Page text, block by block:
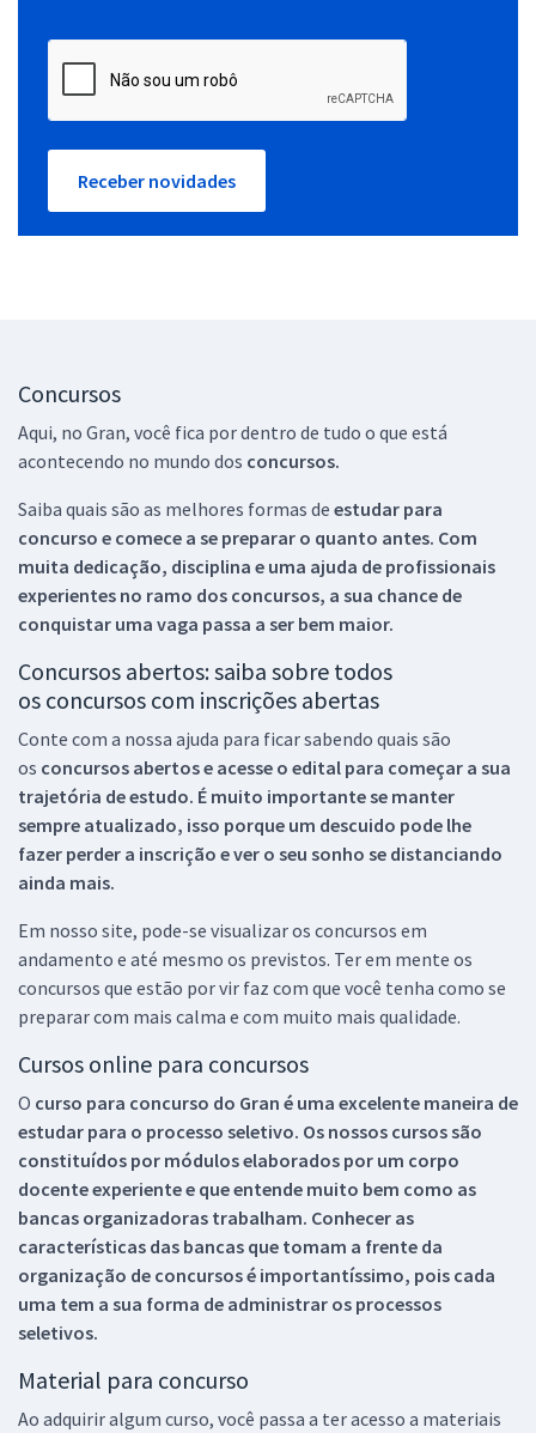
Receber novidades
Concursos
Aqui, no Gran, você fica por dentro de tudo o que está
acontecendo no mundo dos concursos.
Saiba quais são as melhores formas de estudar para
concurso e comece a se preparar o quanto antes. Com
muita dedicação, disciplina e uma ajuda de profissionais
experientes no ramo dos concursos, a sua chance de
conquistar uma vaga passa a ser bem maior.
Concursos abertos: saiba sobre todos
os concursos com inscrições abertas
Conte com a nossa ajuda para ficar sabendo quais são
os concursos abertos e acesse o edital para começar a sua
trajetória de estudo. É muito importante se manter
sempre atualizado, isso porque um descuido pode lhe
fazer perder a inscrição e ver o seu sonho se distanciando
ainda mais.
Em nosso site, pode-se visualizar os concursos em
andamento e até mesmo os previstos. Ter em mente os
concursos que estão por vir faz com que você tenha como se
preparar com mais calma e com muito mais qualidade.
Cursos online para concursos
O curso para concurso do Gran é uma excelente maneira de
estudar para o processo seletivo. Os nossos cursos são
constituídos por módulos elaborados por um corpo
docente experiente e que entende muito bem como as
bancas organizadoras trabalham. Conhecer as
características das bancas que tomam a frente da
organização de concursos é importantíssimo, pois cada
uma tem a sua forma de administrar os processos
seletivos.
Material para concurso
Ao adquirir algum curso, você passa a ter acesso a materiais